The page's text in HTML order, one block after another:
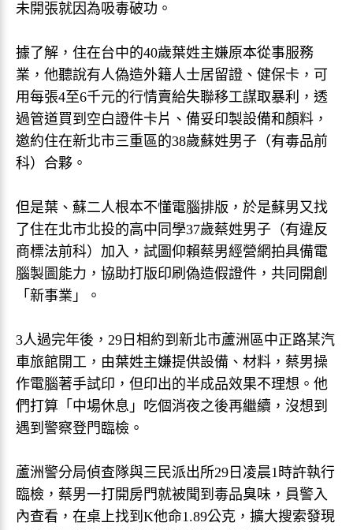
未開張就因為吸毒破功。
據了解，住在台中的40歲葉姓主嫌原本從事服務
業，他聽說有人偽造外籍人士居留證、健保卡，可
用每張4至6千元的行情賣給失聯移工謀取暴利，透
過管道買到空白證件卡片、備妥印製設備和顏料，
邀約住在新北市三重區的38歲蘇姓男子（有毒品前
科）合夥。
但是葉、蘇二人根本不懂電腦排版，於是蘇男又找
了住在北市北投的高中同學37歲蔡姓男子（有違反
商標法前科）加入，試圖仰賴蔡男經營網拍具備電
腦製圖能力，協助打版印刷偽造假證件，共同開創
「新事業」。
3人過完年後，29日相約到新北市蘆洲區中正路某汽
車旅館開工，由葉姓主嫌提供設備、材料，蔡男操
作電腦著手試印，但印出的半成品效果不理想。他
們打算「中場休息」吃個消夜之後再繼續，沒想到
遇到警察登門臨檢。
蘆洲警分局偵查隊與三民派出所29日凌晨1時許執行
臨檢，蔡男一打開房門就被聞到毒品臭味，員警入
內查看，在桌上找到K他命1.89公克，擴大搜索發現